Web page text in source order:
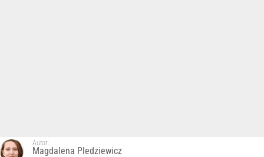
Autor:
Magdalena Pledziewicz